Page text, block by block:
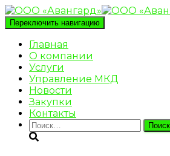
Переключить навигацию
Главная
О компании
Услуги
Управление МКД
Новости
Закупки
Контакты
Найти: